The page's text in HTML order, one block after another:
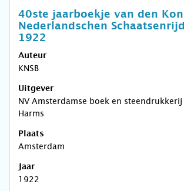
40ste jaarboekje van den
Nederlandschen
1922
Auteur
KNSB
Uitgever
NV Amsterdamse boek en steendrukkerij
Harms
Plaats
Amsterdam
Jaar
1922